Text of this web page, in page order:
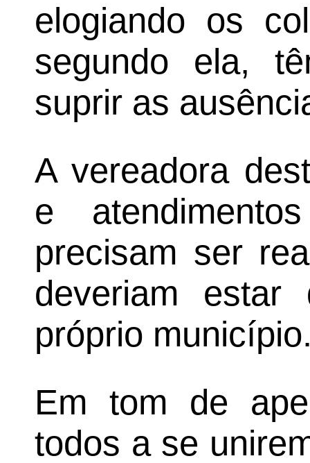
elogiando os
segundo ela,
suprir as
A vereadora
e
precisam ser
deveriam estar
próprio
Em tom de
todos a se